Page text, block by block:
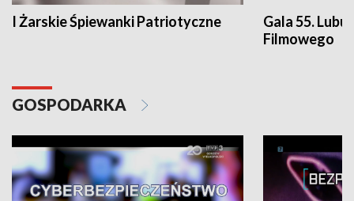
I Żarskie Śpiewanki Patriotyczne
Gala 55.
Filmowego
GOSPODARKA